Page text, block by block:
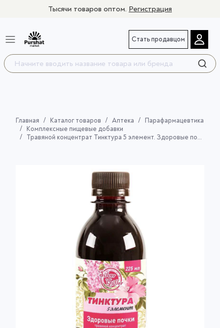
Тысячи товаров оптом. Регистрация
Стать продавцом
Главная Каталог товаров Аптека
Парафармацевтика
Комплексные пищевые добавки
Травяной концентрат Тинктура 5 элемент. Здоровые почки